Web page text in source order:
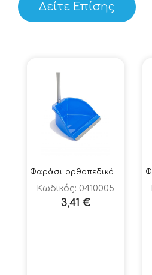
Δείτε Επίσης
Κωδικός: 0410005
3,41 €